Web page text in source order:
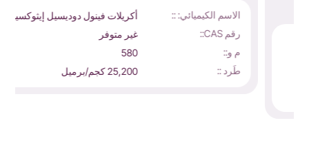
الاسم الكيميائي: ::
أكريلات فينول دوديسيل إيثوكسيلات
غير متوفر